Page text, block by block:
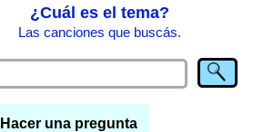
¿Cuál es el tema?
Las canciones que buscás.
Hacer una pregunta